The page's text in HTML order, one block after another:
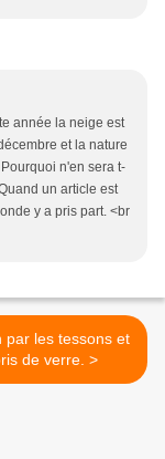
année la neige est
et la nature
n'en sera t-
un article est
y a pris part. <br
par les tessons et
débris de verre. >